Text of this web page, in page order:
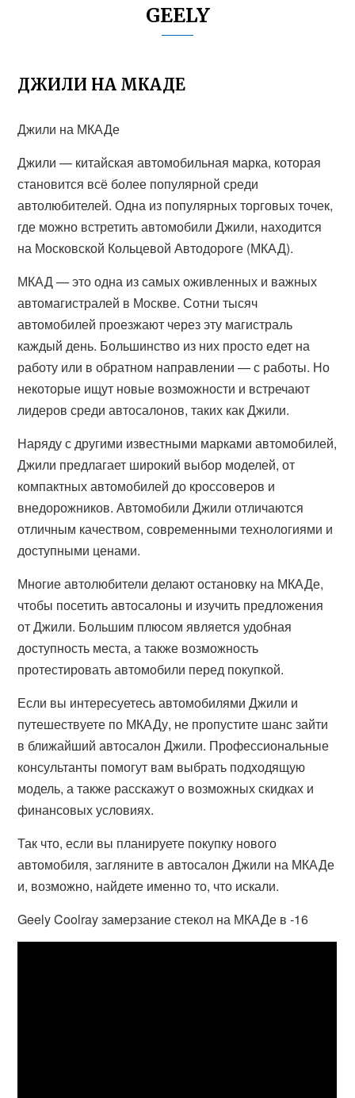
GEELY
ДЖИЛИ НА МКАДЕ
Джили на МКАДе
Джили — китайская автомобильная марка, которая
становится всё более популярной среди
автолюбителей. Одна из популярных торговых точек,
где можно встретить автомобили Джили, находится
на Московской Кольцевой Автодороге (МКАД).
МКАД — это одна из самых оживленных и важных
автомагистралей в Москве. Сотни тысяч
автомобилей проезжают через эту магистраль
каждый день. Большинство из них просто едет на
работу или в обратном направлении — с работы. Но
некоторые ищут новые возможности и встречают
лидеров среди автосалонов, таких как Джили.
Наряду с другими известными марками автомобилей,
Джили предлагает широкий выбор моделей, от
компактных автомобилей до кроссоверов и
внедорожников. Автомобили Джили отличаются
отличным качеством, современными технологиями и
доступными ценами.
Многие автолюбители делают остановку на МКАДе,
чтобы посетить автосалоны и изучить предложения
от Джили. Большим плюсом является удобная
доступность места, а также возможность
протестировать автомобили перед покупкой.
Если вы интересуетесь автомобилями Джили и
путешествуете по МКАДу, не пропустите шанс зайти
в ближайший автосалон Джили. Профессиональные
консультанты помогут вам выбрать подходящую
модель, а также расскажут о возможных скидках и
финансовых условиях.
Так что, если вы планируете покупку нового
автомобиля, загляните в автосалон Джили на МКАДе
и, возможно, найдете именно то, что искали.
Geely Coolray замерзание стекол на МКАДе в -16